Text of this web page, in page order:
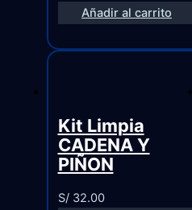
Añadir al carrito
Kit Limpia
CADENA Y
PIÑON
S/32.00